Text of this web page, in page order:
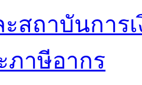
าษีอากร